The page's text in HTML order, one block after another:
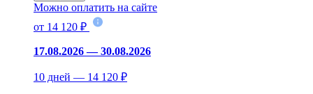
Можно оплатить на сайте
от 14 120 ₽
17.08.2026 — 30.08.2026
10 дней — 14 120 ₽